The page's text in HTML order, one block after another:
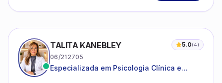
TALITA KANEBLEY 5.0(4)
06/212705
Especializada em Psicologia Clínica e